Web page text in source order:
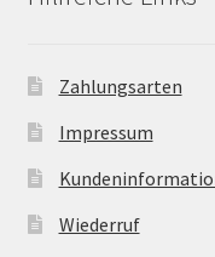
Zahlungsarten
Impressum
Wiederruf